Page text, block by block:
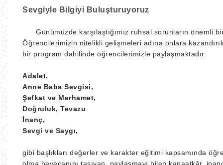
Sevgiyle Bilgiyi Buluşturuyoruz
Günümüzde karşılaştığımız ruhsal sorunların önemli
Öğrencilerimizin nitelikli gelişmeleri adına onlara
bir program dahilinde öğrencilerimizle paylaşmaktadır.
Adalet,
Anne Baba Sevgisi,
Şefkat ve Merhamet,
Doğruluk, Tevazu
İnanç,
Sevgi ve Saygı,
gibi başlıkları değerler ve karakter eğitimi kapsamında